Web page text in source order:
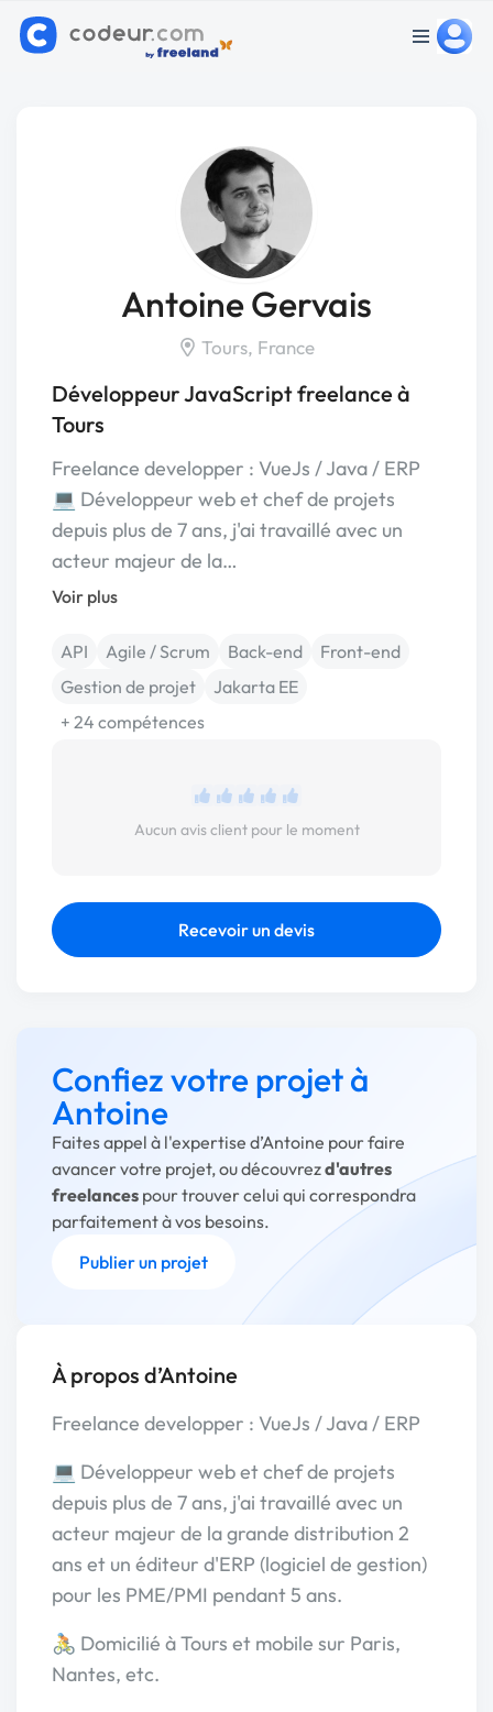
Antoine Gervais
Tours, France
Développeur JavaScript freelance à
Tours
Freelance developper : VueJs / Java / ERP
💻 Développeur web et chef de projets
depuis plus de 7 ans, j'ai travaillé avec un
acteur majeur de la…
Voir plus
API Agile / Scrum Back-end
Front-end
Gestion de projet
Jakarta EE
+ 24 compétences
Aucun avis client pour le moment
Recevoir un devis
Confiez votre projet à
Antoine
Faites appel à l'expertise d’Antoine pour faire
avancer votre projet, ou découvrezd'autres
freelances pour trouver celui qui correspondra
parfaitement à vos besoins.
Publier un projet
À propos d’Antoine
Freelance developper : VueJs / Java / ERP
💻 Développeur web et chef de projets
depuis plus de 7 ans, j'ai travaillé avec un
acteur majeur de la grande distribution 2
ans et un éditeur d'ERP (logiciel de gestion)
pour les PME/PMI pendant 5 ans.
🚴 Domicilié à Tours et mobile sur Paris,
Nantes, etc.